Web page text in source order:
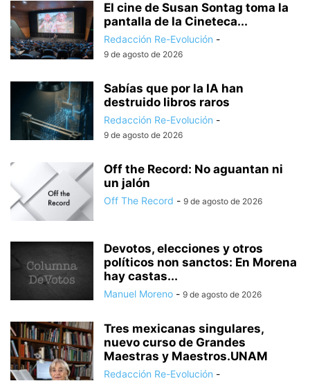
El cine de Susan Sontag toma la
pantalla de la Cineteca...
Redacción Re-Evolución -
9 de agosto de 2026
Sabías que por la IA han
destruido libros raros
Redacción Re-Evolución -
9 de agosto de 2026
Off the Record: No aguantan ni
un jalón
Off The Record - 9 de agosto de 2026
Devotos, elecciones y otros
políticos non sanctos: En Morena
hay castas...
Manuel Moreno - 9 de agosto de 2026
Tres mexicanas singulares,
nuevo curso de Grandes
Maestras y Maestros.UNAM
Redacción Re-Evolución -